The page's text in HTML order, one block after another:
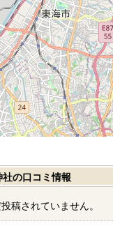
社の口コミ情報
稿されていません。